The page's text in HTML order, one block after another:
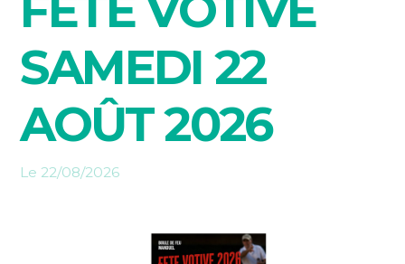
SAMEDI 22
AOÛT 2026
Le 22/08/2026